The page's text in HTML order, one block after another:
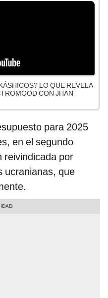
LO QUE REVELA
CON JHAN
para 2025
en el segundo
reivindicada por
ucranianas, que